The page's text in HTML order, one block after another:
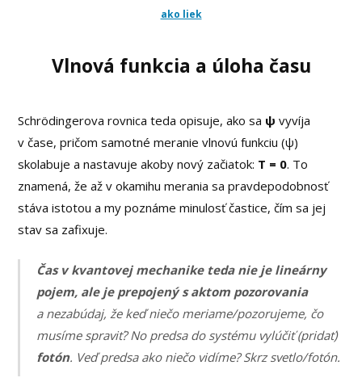
ako liek
Vlnová funkcia a úloha času
Schrödingerova rovnica teda opisuje, ako sa ψ vyvíja
v čase, pričom samotné meranie vlnovú funkciu (ψ)
skolabuje a nastavuje akoby nový začiatok: T = 0. To
znamená, že až v okamihu merania sa pravdepodobnosť
stáva istotou a my poznáme minulosť častice, čím sa jej
stav sa zafixuje.
Čas v kvantovej mechanike teda nie je lineárny
pojem, ale je prepojený s aktom pozorovania
a nezabúdaj, že keď niečo meriame/pozorujeme, čo
musíme spraviť? No predsa do systému vylúčiť (pridať)
fotón. Veď predsa ako niečo vidíme? Skrz svetlo/fotón.